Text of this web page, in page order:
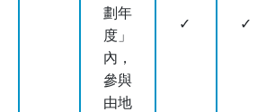
劃年
度」
內，
參與
由地
✓ ✓